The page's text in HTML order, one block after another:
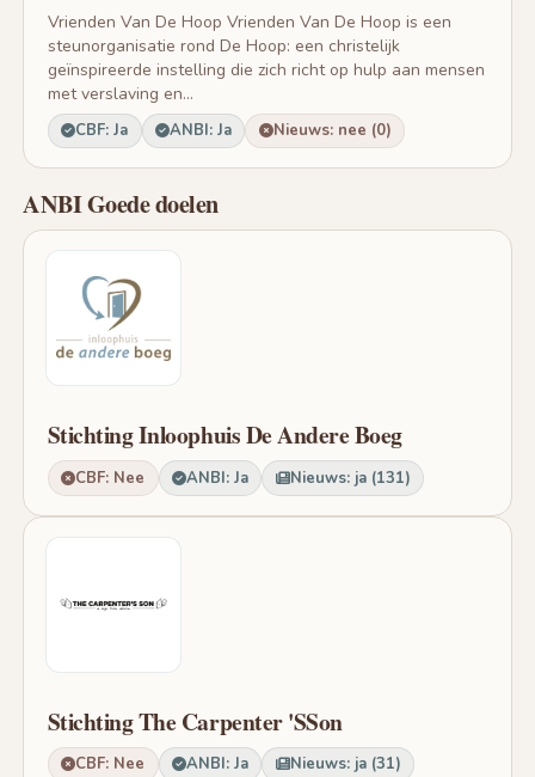
Vrienden Van De Hoop Vrienden Van De Hoop is een
steunorganisatie rond De Hoop: een christelijk
geïnspireerde instelling die zich richt op hulp aan mensen
met verslaving en...
CBF: Ja ANBI: Ja Nieuws: nee (0)
ANBI Goede doelen
Stichting Inloophuis De Andere Boeg
CBF: Nee ANBI: Ja Nieuws: ja (131)
Stichting The Carpenter 'SSon
CBF: Nee ANBI: Ja Nieuws: ja (31)